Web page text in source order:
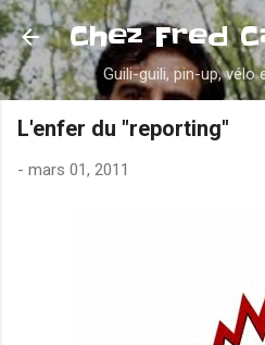
Accéder au
Chez Fred
Guili-guili, pin-up, vélo
L'enfer du "reporting"
- mars 01, 2011